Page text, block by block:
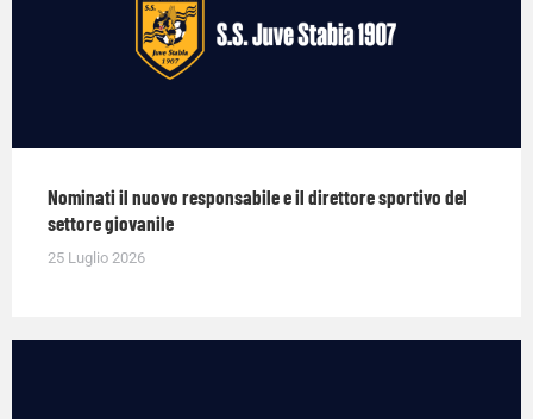
Nominati il nuovo responsabile e il direttore sportivo del
settore giovanile
25 Luglio 2026